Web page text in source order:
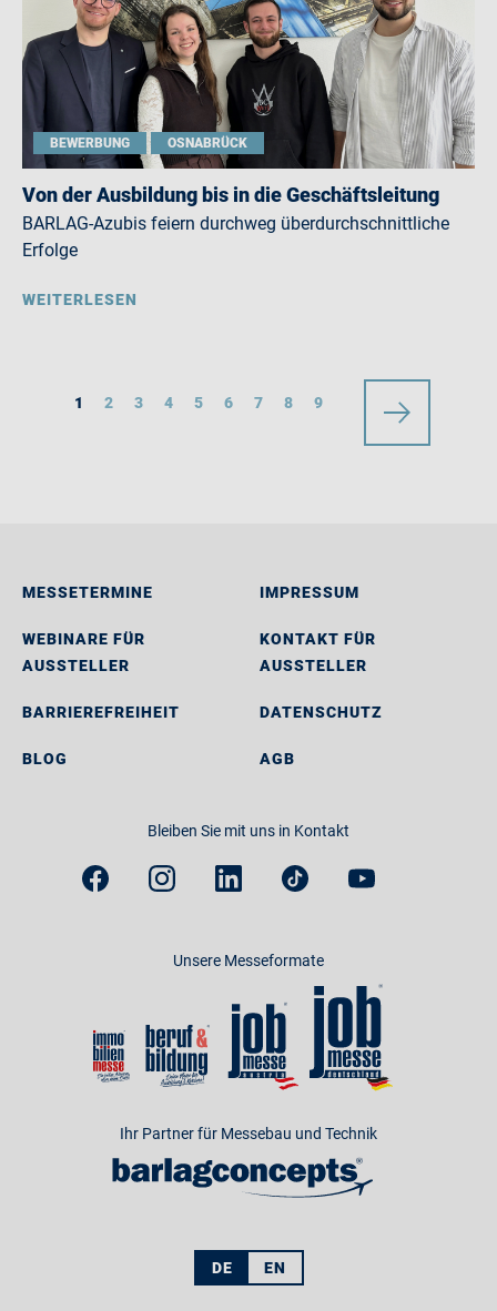
BEWERBUNG OSNABRÜCK
Von der Ausbildung bis in die Geschäftsleitung
BARLAG-Azubis feiern durchweg überdurchschnittliche
Erfolge
WEITERLESEN
1 2 3 4 5 6 7 8 9
MESSETERMINE
WEBINARE FÜR
AUSSTELLER
BARRIEREFREIHEIT
BLOG
IMPRESSUM
KONTAKT FÜR
AUSSTELLER
DATENSCHUTZ
AGB
Bleiben Sie mit uns in Kontakt
Unsere Messeformate
Ihr Partner für Messebau und Technik
DE EN